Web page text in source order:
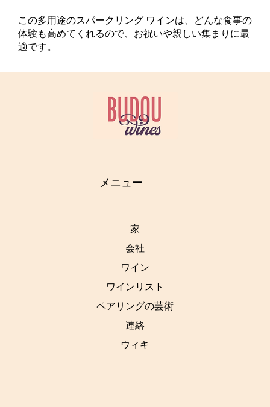
この多用途のスパークリング ワインは、どんな食事の
体験も高めてくれるので、お祝いや親しい集まりに最
適です。
家
会社
ワイン
ワインリスト
ペアリングの芸術
連絡
ウィキ
メニュー